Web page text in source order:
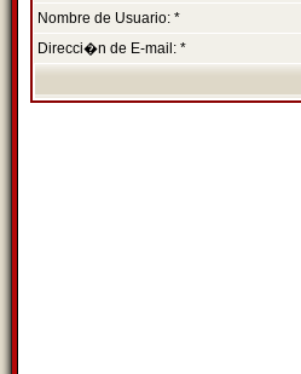
Nombre de Usuario: *
Direcci�n de E-mail: *